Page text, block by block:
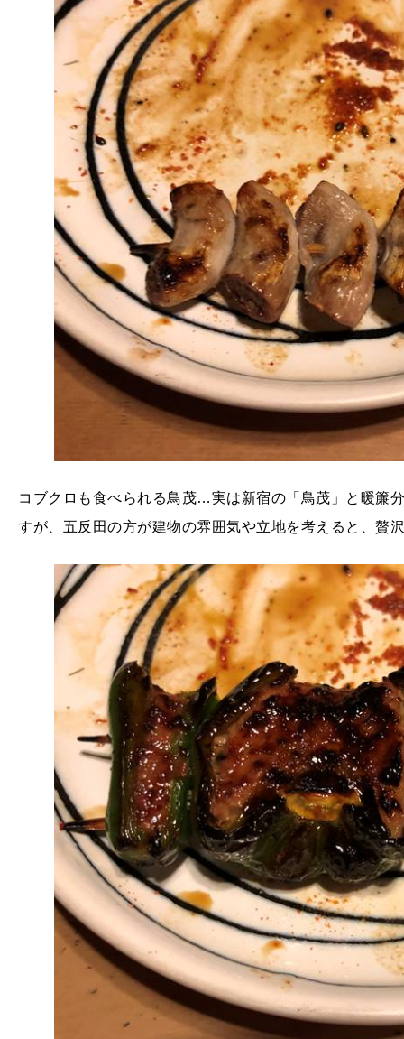
コブクロも食べられる鳥茂…実は新宿の「鳥茂」と暖簾
すが、五反田の方が建物の雰囲気や立地を考えると、贅